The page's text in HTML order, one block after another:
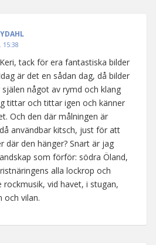
15:38
tack för era fantastiska bilder
är det en sådan dag, då bilder
något av rymd och klang
tittar och tittar igen och känner
Och den där målningen är
användbar kitsch, just för att
där den hänger? Snart är jag
som förför: södra Öland,
alla lockrop och
rockmusik, vid havet, i stugan,
och vilan.